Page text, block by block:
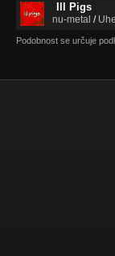
Ill Pigs
nu-metal /
Podobnost se určuje